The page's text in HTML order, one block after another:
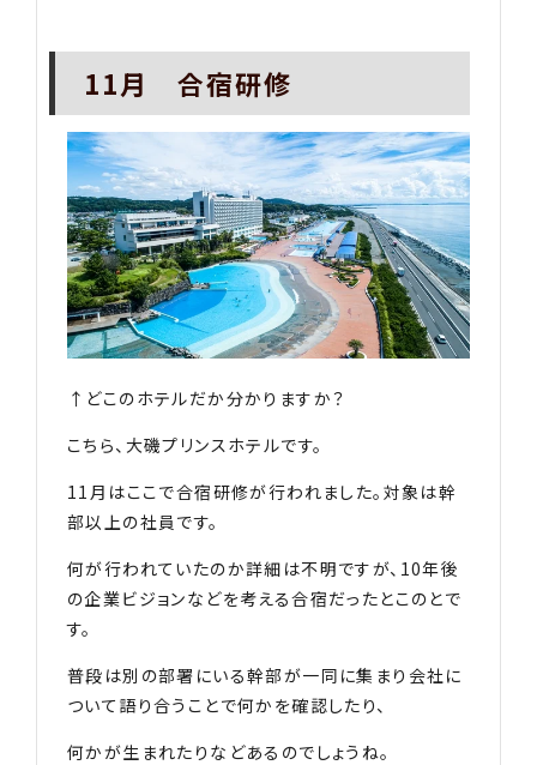
11月 合宿研修
↑どこのホテルだか分かりますか？
こちら、大磯プリンスホテルです。
11月はここで合宿研修が行われました。対象は幹
部以上の社員です。
何が行われていたのか詳細は不明ですが、10年後
の企業ビジョンなどを考える合宿だったとこのとで
す。
普段は別の部署にいる幹部が一同に集まり会社に
ついて語り合うことで何かを確認したり、
何かが生まれたりなどあるのでしょうね。